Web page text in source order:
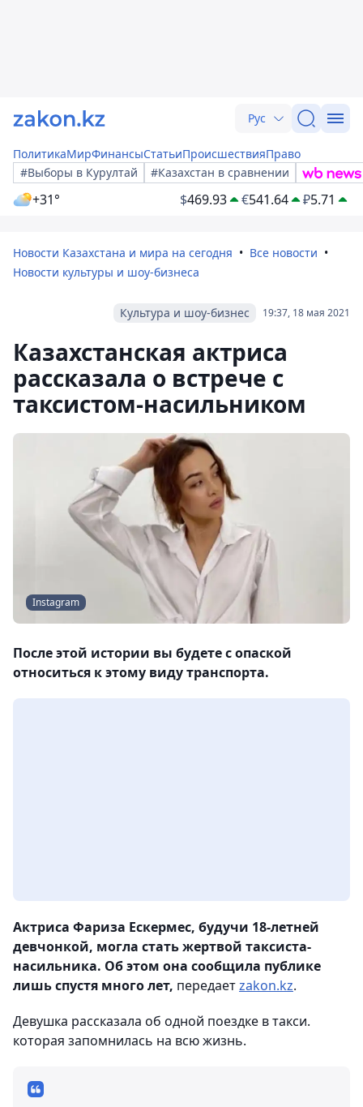
Рус
ПолитикаМирФинансыСтатьиПроисшествияПраво
#Выборы в Курултай
#Казахстан в сравнении
+31° $469.93 €541.64 ₽5.71
Новости Казахстана и мира на сегодня
Все новости
Новости культуры и шоу-бизнеса
19:37, 18 мая 2021
Культура и шоу-бизнес
Казахстанская актриса
рассказала о встрече с
таксистом-насильником
Instagram
После этой истории вы будете с опаской
относиться к этому виду транспорта.
Актриса Фариза Ескермес, будучи 18-летней
девчонкой, могла стать жертвой таксиста-
насильника. Об этом она сообщила публике
лишь спустя много лет, передаетzakon.kz.
Девушка рассказала об одной поездке в такси.
которая запомнилась на всю жизнь.